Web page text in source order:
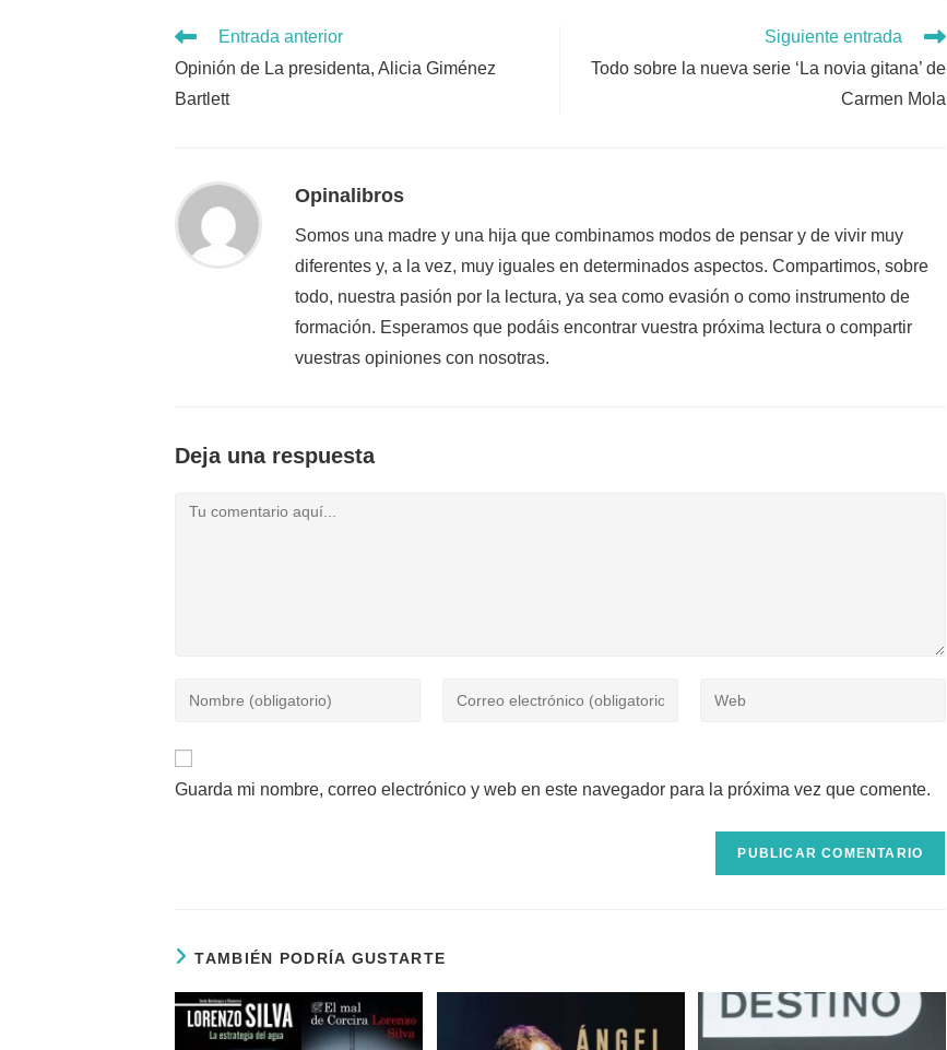
Leer
artículos
Entrada anterior
Opinión de La presidenta, Alicia Giménez
Bartlett
Siguiente entrada
Todo sobre la nueva serie ‘La novia gitana’ de
Carmen Mola
Opinalibros
Somos una madre y una hija que combinamos modos de pensar y de vivir muy
diferentes y, a la vez, muy iguales en determinados aspectos. Compartimos, sobre
todo, nuestra pasión por la lectura, ya sea como evasión o como instrumento de
formación. Esperamos que podáis encontrar vuestra próxima lectura o compartir
vuestras opiniones con nosotras.
Deja una respuesta
Comentario
o
nombre
correo
tu
(opcional)
Guarda mi nombre, correo electrónico y web en este navegador para la próxima vez que comente.
TAMBIÉN PODRÍA GUSTARTE